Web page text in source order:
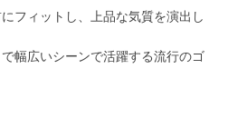
フィットし、上品な気質を演出し
幅広いシーンで活躍する流行のゴ